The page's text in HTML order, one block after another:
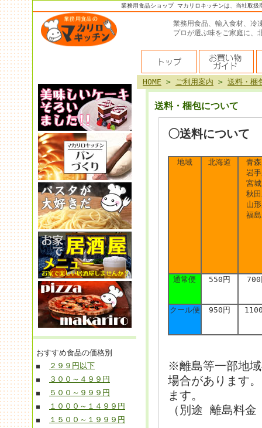
業務用食品ショップ マカリロキッチンは、当社取
業務用食品、輸入食材、冷
プロが選ぶ味をご家庭に、
おすすめ食品の価格別
■ ２９９円以下
■ ３００～４９９円
■ ５００～９９９円
■ １０００～１４９９円
■ １５００～１９９９円
HOME > ご利用案内 > 送料・梱
送料・梱包について
〇送料について
地域 北海道
青
岩
宮
秋
山
福
通常便 550円 700
クール便 950円
※離島等一部地
場合があります
ます。
（別途 離島料